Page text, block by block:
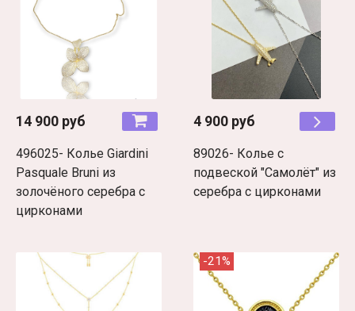
14 900 руб
496025- Колье Giardini
Pasquale Bruni из
золочёного серебра с
цирконами
4 900 руб
89026- Колье с
подвеской "Самолёт" из
серебра с цирконами
-21%